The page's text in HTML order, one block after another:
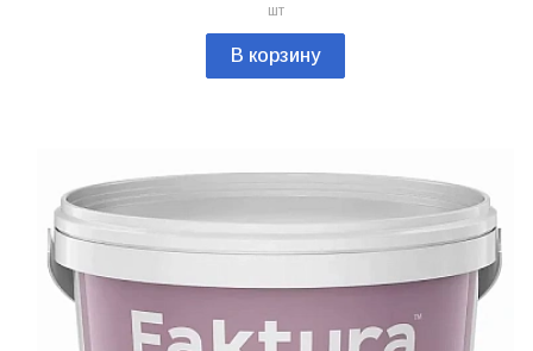
шт
В корзину